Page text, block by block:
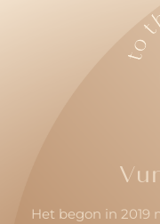
Het begon in 2019